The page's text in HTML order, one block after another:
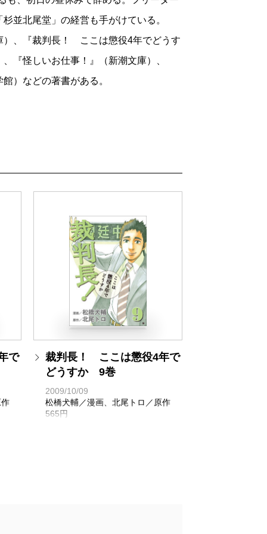
並北尾堂」の経営も手がけている。
）、『裁判長！ ここは懲役4年でどうす
『怪しいお仕事！』（新潮文庫）、
）などの著書がある。
で
裁判長！ ここは懲役4年で
どうすか 9巻
2009/10/09
松橋犬輔／漫画、北尾トロ／原作
565円